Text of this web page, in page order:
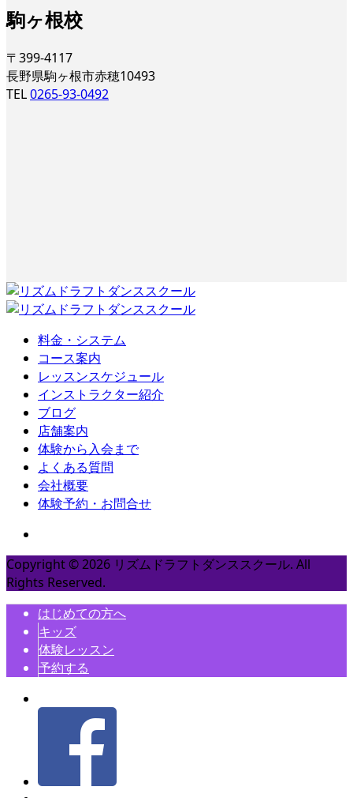
駒ヶ根校
〒399-4117
長野県駒ヶ根市赤穂10493
TEL0265-93-0492
料金・システム
コース案内
レッスンスケジュール
インストラクター紹介
ブログ
店舗案内
体験から入会まで
よくある質問
会社概要
体験予約・お問合せ
Copyright ©2026 リズムドラフトダンススクール. All
Rights Reserved.
はじめての方へ
キッズ
体験レッスン
予約する